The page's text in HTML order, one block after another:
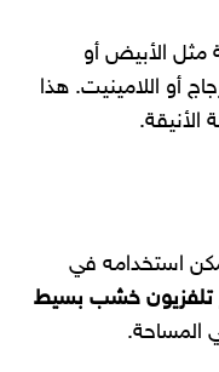
مثل الأبيض أو
أو اللامينيت. هذا
الأنيقة.
استخدامه في
تلفزيون خشب بسيط
المساحة.